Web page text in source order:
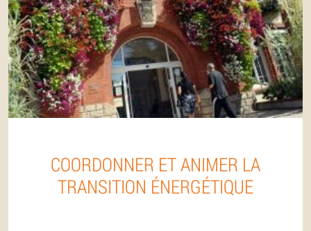
COORDONNER ET ANIMER LA
TRANSITION ÉNERGÉTIQUE